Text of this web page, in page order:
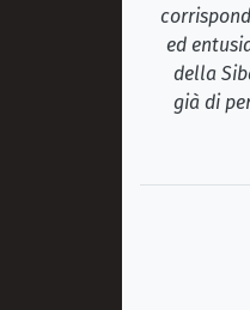
ed
della
già di